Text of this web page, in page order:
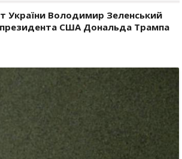
України Володимир Зеленський
президента США Дональда Трампа